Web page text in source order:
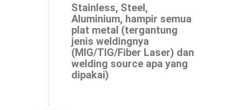
Stainless, Steel,
Aluminium, hampir semua
plat metal (tergantung
jenis weldingnya
(MIG/TIG/Fiber Laser) dan
welding source apa yang
dipakai)